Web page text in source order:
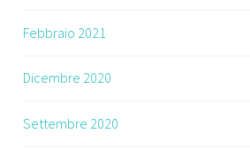
Febbraio 2021
Dicembre 2020
Settembre 2020